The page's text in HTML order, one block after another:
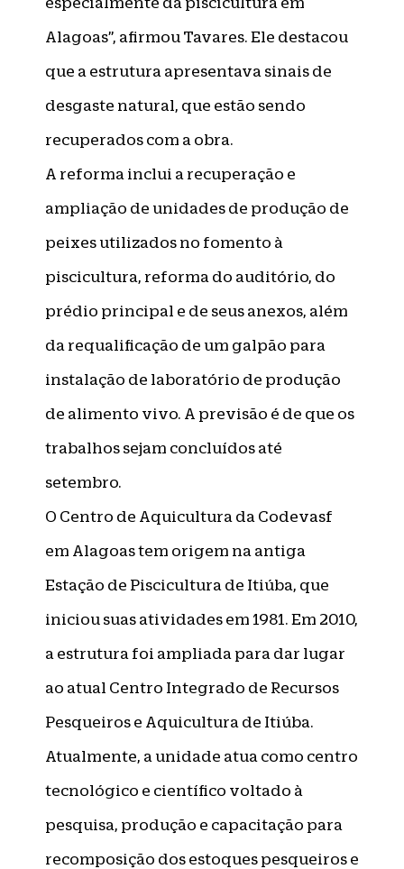
Alagoas”, afirmou Tavares. Ele destacou
que a estrutura apresentava sinais de
desgaste natural, que estão sendo
recuperados com a obra.
A reforma inclui a recuperação e
ampliação de unidades de produção de
peixes utilizados no fomento à
piscicultura, reforma do auditório, do
prédio principal e de seus anexos, além
da requalificação de um galpão para
instalação de laboratório de produção
de alimento vivo. A previsão é de que os
trabalhos sejam concluídos até
setembro.
O Centro de Aquicultura da Codevasf
em Alagoas tem origem na antiga
Estação de Piscicultura de Itiúba, que
iniciou suas atividades em 1981. Em 2010,
a estrutura foi ampliada para dar lugar
ao atual Centro Integrado de Recursos
Pesqueiros e Aquicultura de Itiúba.
Atualmente, a unidade atua como centro
tecnológico e científico voltado à
pesquisa, produção e capacitação para
recomposição dos estoques pesqueiros e